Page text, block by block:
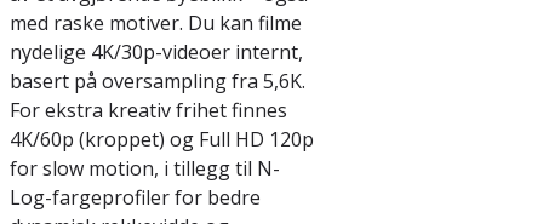
med raske motiver. Du kan filme
nydelige 4K/30p-videoer internt,
basert på oversampling fra 5,6K.
For ekstra kreativ frihet finnes
4K/60p (kroppet) og Full HD 120p
for slow motion, i tillegg til N-
Log-fargeprofiler for bedre